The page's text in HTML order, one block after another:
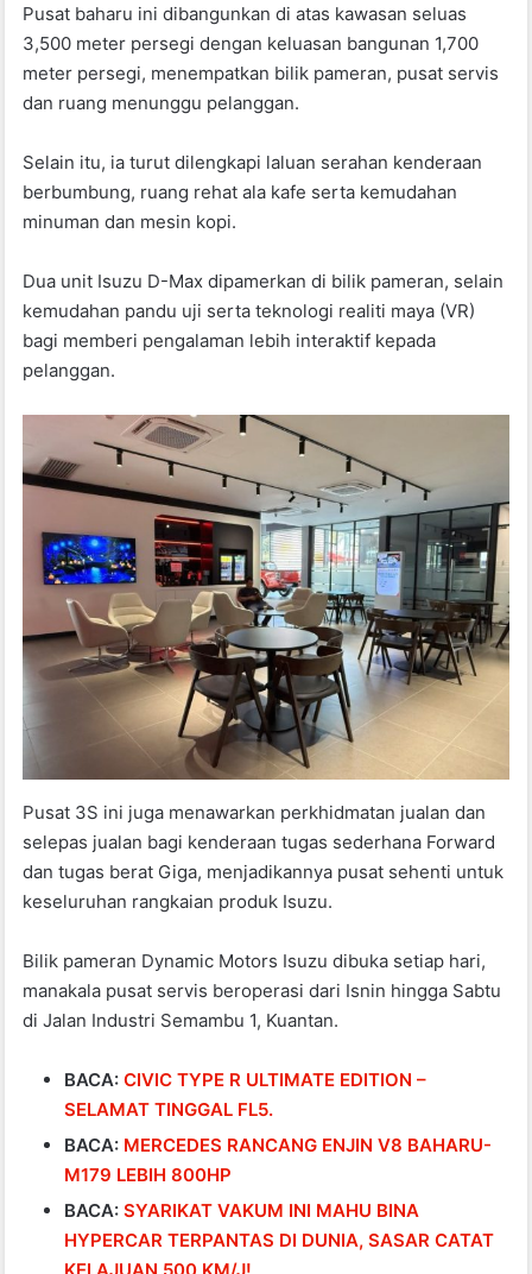
Pusat baharu ini dibangunkan di atas kawasan seluas
3,500 meter persegi dengan keluasan bangunan 1,700
meter persegi, menempatkan bilik pameran, pusat servis
dan ruang menunggu pelanggan.
Selain itu, ia turut dilengkapi laluan serahan kenderaan
berbumbung, ruang rehat ala kafe serta kemudahan
minuman dan mesin kopi.
Dua unit Isuzu D-Max dipamerkan di bilik pameran, selain
kemudahan pandu uji serta teknologi realiti maya (VR)
bagi memberi pengalaman lebih interaktif kepada
pelanggan.
Pusat 3S ini juga menawarkan perkhidmatan jualan dan
selepas jualan bagi kenderaan tugas sederhana Forward
dan tugas berat Giga, menjadikannya pusat sehenti untuk
keseluruhan rangkaian produk Isuzu.
Bilik pameran Dynamic Motors Isuzu dibuka setiap hari,
manakala pusat servis beroperasi dari Isnin hingga Sabtu
di Jalan Industri Semambu 1, Kuantan.
BACA:CIVIC TYPE R ULTIMATE EDITION –
SELAMAT TINGGAL FL5.
BACA: MERCEDES RANCANG ENJIN V8 BAHARU-
M179 LEBIH 800HP
BACA:SYARIKAT VAKUM INI MAHU BINA
HYPERCAR TERPANTAS DI DUNIA, SASAR CATAT